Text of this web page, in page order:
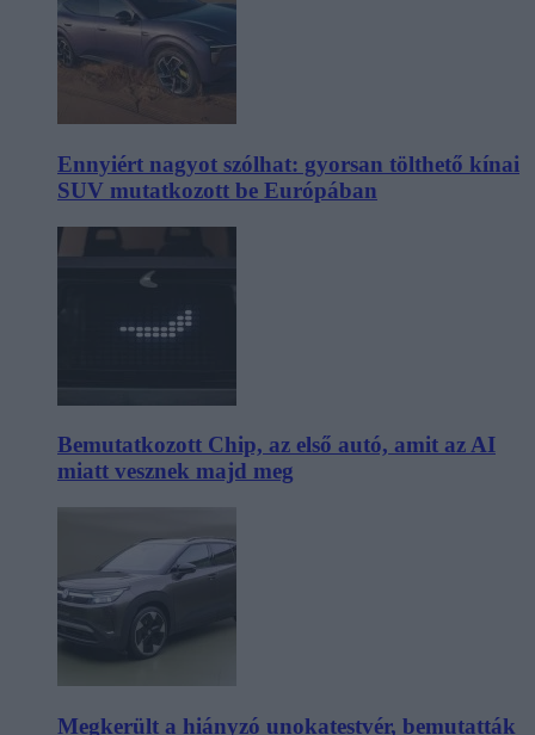
Ennyiért nagyot szólhat: gyorsan tölthető kínai
SUV mutatkozott be Európában
Bemutatkozott Chip, az első autó, amit az AI
miatt vesznek majd meg
Megkerült a hiányzó unokatestvér, bemutatták